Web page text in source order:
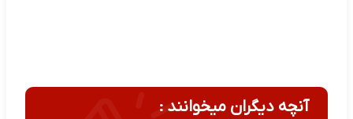
آنچه دیگران میخوانند :